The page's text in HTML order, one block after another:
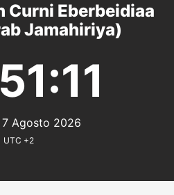
Curni Eberbeidiaa
Jamahiriya)
7 Agosto 2026
UTC +2